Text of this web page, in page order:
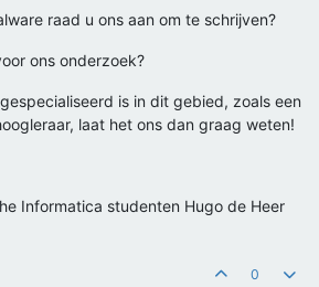
raad u ons aan om te schrijven?
ons onderzoek?
is in dit gebied, zoals een
laat het ons dan graag weten!
Informatica studenten Hugo de Heer
0